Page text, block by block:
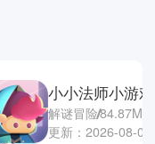
小小法师小游戏
解谜冒险84.87M
更新：2026-08-07